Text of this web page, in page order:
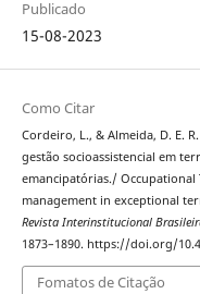
Publicado
15-08-2023
Como Citar
Cordeiro, L., & Almeida, D. E.
gestão socioassistencial em
emancipatórias./
management in exceptional
Revista Interinstitucional
1873–1890. https://doi.org/
Fomatos de Citação